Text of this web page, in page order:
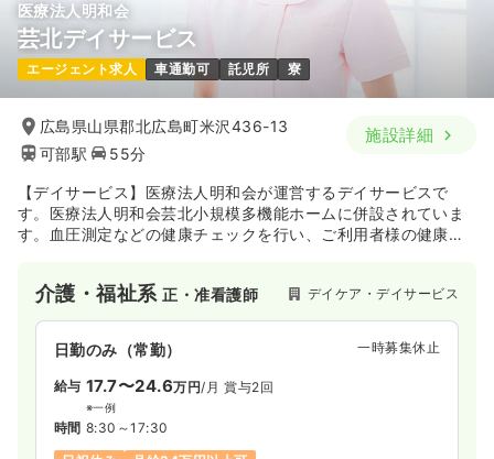
医療法人明和会
芸北デイサービス
エージェント求人 車通勤可 託児所 寮
広島県山県郡北広島町米沢436-13
可部駅
55分
施設詳細
【デイサービス】医療法人明和会が運営するデイサービスで
す。医療法人明和会芸北小規模多機能ホームに併設されていま
す。血圧測定などの健康チェックを行い、ご利用者様の健康を
方でも扱いやすいトレーニングマシーンや持久力を養う自転車
エルゴメーターなどのリハビリ機器も完備しており、元気で健
康的なライフスタイルに繋げるため日々勤めています。
介護・福祉系正・准看護師 デイケア・デイサービス
日勤のみ（常勤） 一時募集休止
給与 17.7〜24.6万円/月 賞与2回
※一例
時間 8:30～17:30